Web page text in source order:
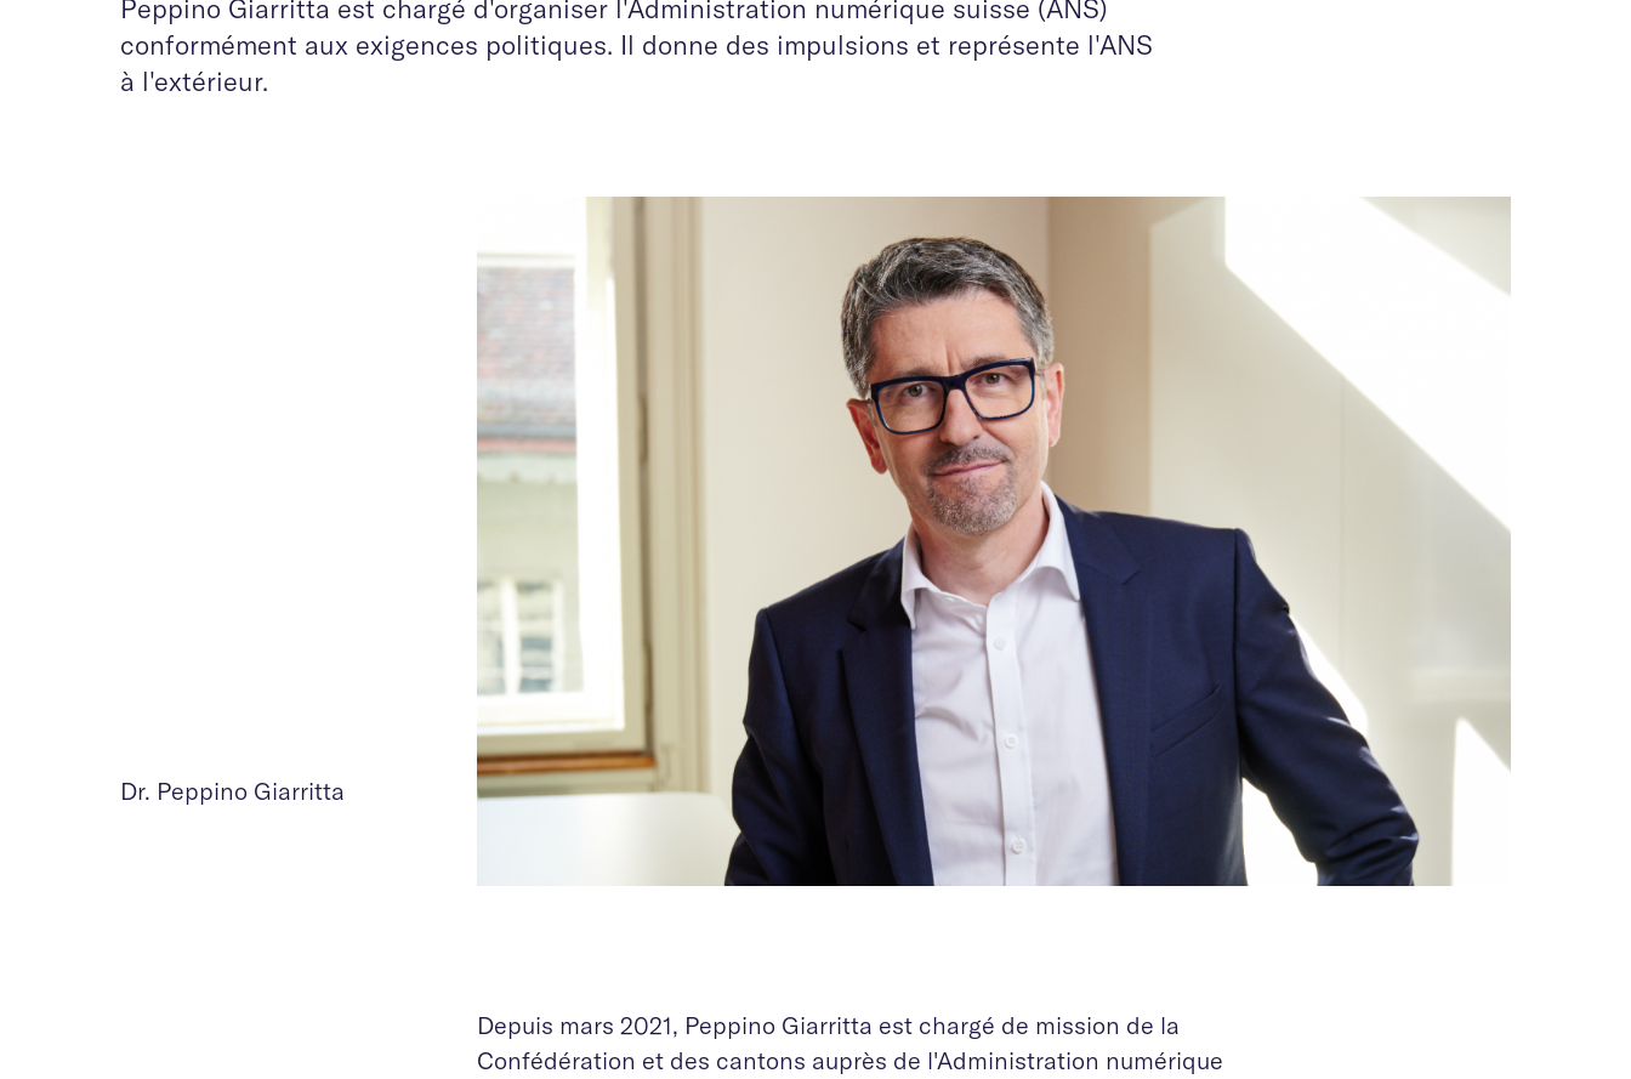
Peppino Giarritta est chargé d'organiser l'Administration numérique suisse (ANS)
conformément aux exigences politiques. Il donne des impulsions et représente l'ANS
à l'extérieur.
Dr. Peppino Giarritta
Depuis mars 2021, Peppino Giarritta est chargé de mission de la
Confédération et des cantons auprès de l'Administration numérique